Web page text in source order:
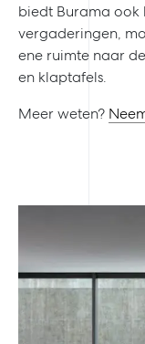
biedt Burama ook
vergaderingen,
ene ruimte naar
en klaptafels.
Meer weten?